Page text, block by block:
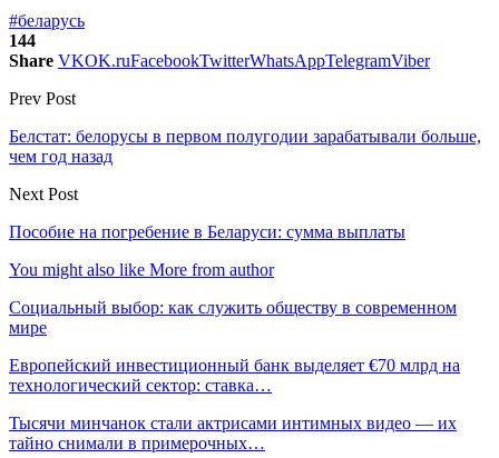
#беларусь
144
Share VKOK.ruFacebookTwitterWhatsAppTelegramViber
Prev Post
Белстат: белорусы в первом полугодии зарабатывали больше,
чем год назад
Next Post
Пособие на погребение в Беларуси: сумма выплаты
You might also like More from author
Социальный выбор: как служить обществу в современном
мире
Европейский инвестиционный банк выделяет €70 млрд на
технологический сектор: ставка…
Тысячи минчанок стали актрисами интимных видео — их
тайно снимали в примерочных…